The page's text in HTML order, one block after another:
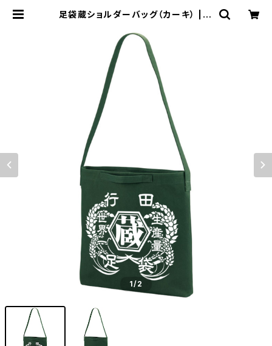
足袋蔵ショルダーバッグ（カーキ） | う
1/2